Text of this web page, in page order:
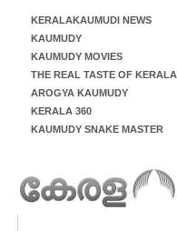
KERALAKAUMUDI NEWS
KAUMUDY
KAUMUDY MOVIES
THE REAL TASTE OF KERALA
AROGYA KAUMUDY
KERALA 360
KAUMUDY SNAKE MASTER